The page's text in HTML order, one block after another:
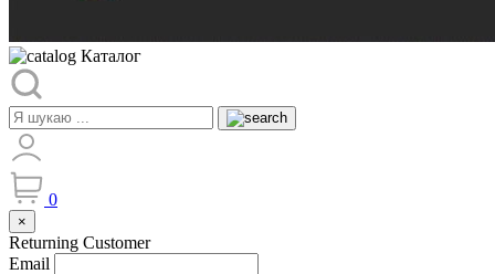
Каталог
0
×
Returning Customer
Email